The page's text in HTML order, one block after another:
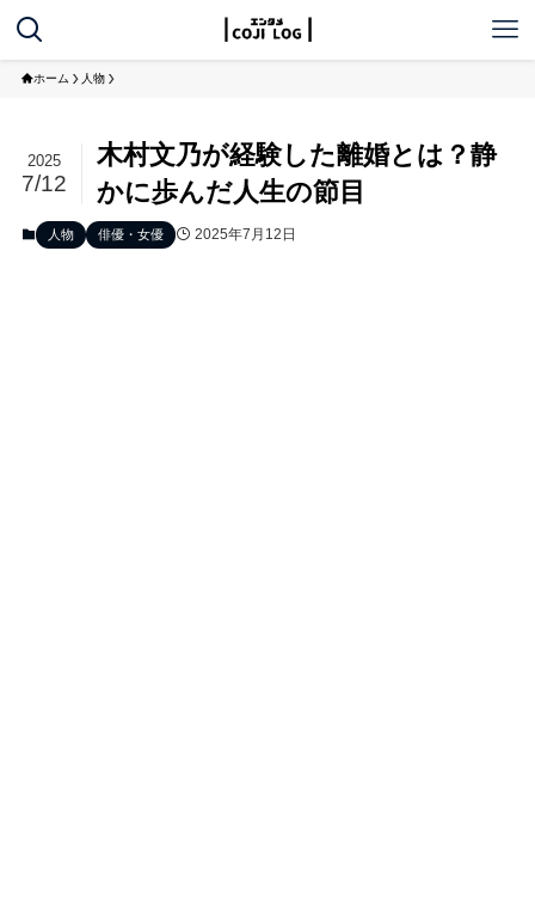
ホーム 人物
木村文乃が経験した離婚とは？静
かに歩んだ人生の節目
2025
7/12
人物 俳優・女優 2025年7月12日